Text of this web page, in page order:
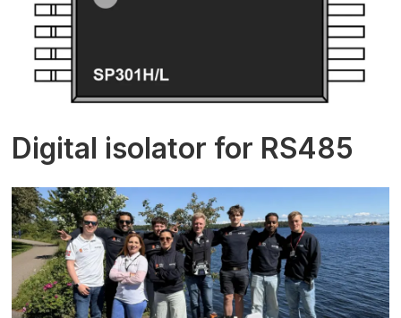
Digital isolator for RS485